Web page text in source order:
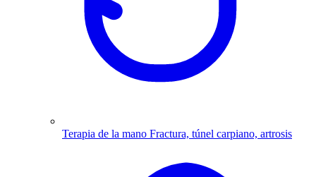
Terapia de la mano Fractura, túnel carpiano, artrosis